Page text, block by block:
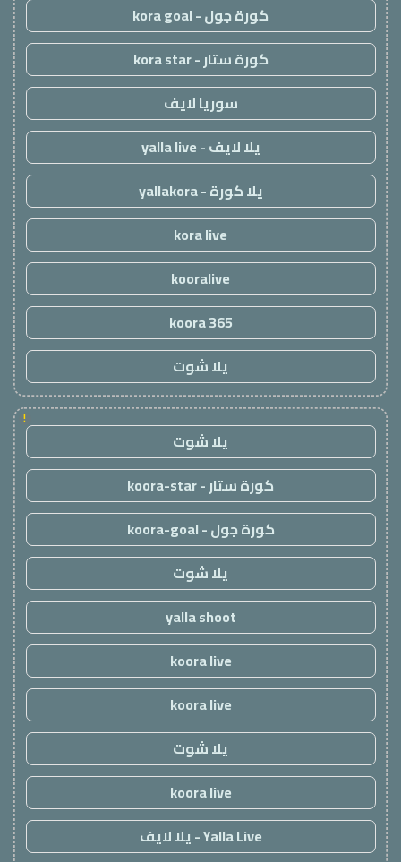
كورة جول - kora goal
كورة ستار - kora star
سوريا لايف
يلا لايف - yalla live
يلا كورة - yallakora
kora live
kooralive
koora 365
يلا شوت
!
يلا شوت
كورة ستار - koora-star
كورة جول - koora-goal
يلا شوت
yalla shoot
koora live
koora live
يلا شوت
koora live
Yalla Live - يلا لايف